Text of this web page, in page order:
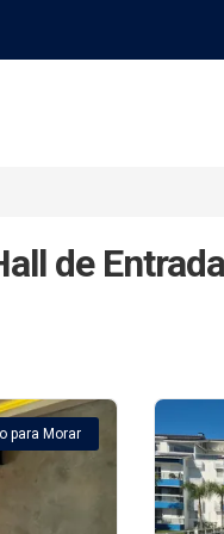
de
para Morar